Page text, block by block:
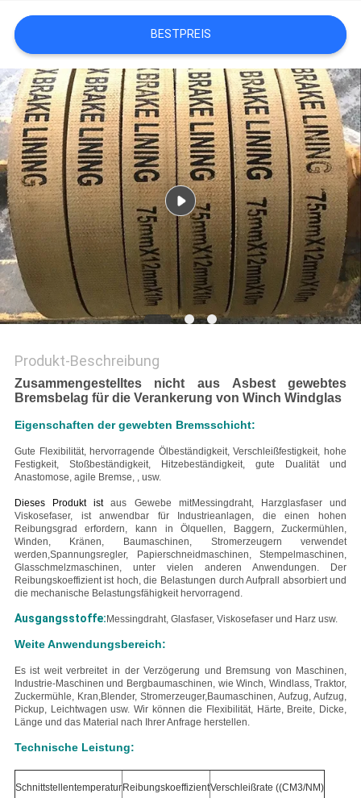
SITEMAP
PRIVACY
POLICY
BESTPREIS
Produkt-Beschreibung
Zusammengestelltes nicht aus Asbest gewebtes
Bremsbelag für die Verankerung von Winch Windglas
Eigenschaften der gewebten Bremsschicht:
Gute Flexibilität, hervorragende Ölbeständigkeit, Verschleißfestigkeit, hohe
Festigkeit, Stoßbeständigkeit, Hitzebeständigkeit, gute Dualität und
Anastomose, agile Bremse, , usw.
Dieses Produkt ist aus Gewebe mitMessingdraht, Harzglasfaser und
Viskosefaser, ist anwendbar für Industrieanlagen, die einen hohen
Reibungsgrad erfordern, kann in Ölquellen, Baggern, Zuckermühlen,
Winden, Kränen, Baumaschinen, Stromerzeugern verwendet
werden,Spannungsregler, Papierschneidmaschinen, Stempelmaschinen,
Glasschmelzmaschinen, unter vielen anderen Anwendungen.
Der
Reibungskoeffizient ist hoch, die Belastungen durch Aufprall absorbiert und
die mechanische Belastungsfähigkeit hervorragend.
Ausgangsstoffe: Messingdraht, Glasfaser, Viskosefaser und Harz usw.
Weite Anwendungsbereich:
Es ist weit verbreitet in der Verzögerung und Bremsung von Maschinen,
Industrie-Maschinen und Bergbaumaschinen, wie Winch, Windlass, Traktor,
Zuckermühle, Kran,Blender, Stromerzeuger,Baumaschinen, Aufzug, Aufzug,
Pickup, Leichtwagen usw. Wir können die Flexibilität, Härte, Breite, Dicke,
Länge und das Material nach Ihrer Anfrage herstellen.
Technische Leistung:
Schnittstellentemperatur ReibungskoeffizientVerschleißrate ((CM3/NM)